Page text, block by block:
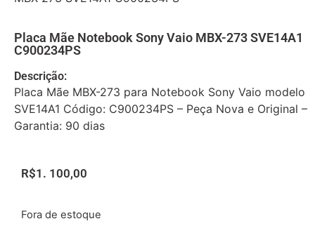
Placa Mãe Notebook Sony Vaio MBX-273 SVE14A1
C900234PS
Descrição:
Placa Mãe MBX-273 para Notebook Sony Vaio modelo
SVE14A1 Código: C900234PS – Peça Nova e Original –
Garantia: 90 dias
R$1. 100,00
Fora de estoque